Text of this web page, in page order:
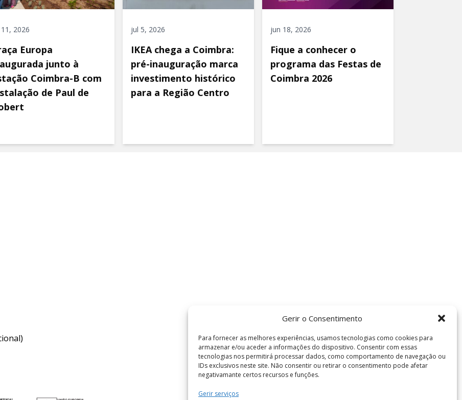
Gerir o Consentimento
Para fornecer as melhores experiências, usamos tecnologias como cookies para
armazenar e/ou aceder a informações do dispositivo. Consentir com essas
tecnologias nos permitirá processar dados, como comportamento de navegação ou
IDs exclusivos neste site. Não consentir ou retirar o consentimento pode afetar
negativamante certos recursos e funções.
Gerir serviços
2026
Europa
junto à
Coimbra-B com
de Paul de
jul 5, 2026
IKEA chega a Coimbra:
pré-inauguração marca
investimento histórico
para a Região Centro
jun 18, 2026
Fique a conhecer o
programa das Festas de
Coimbra 2026